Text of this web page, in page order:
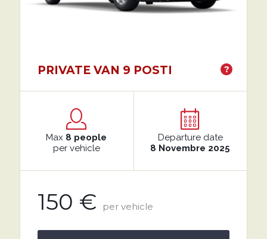
PRIVATE VAN 9 POSTI ?
Max 8 people
per vehicle
Departure date
8 Novembre 2025
150 € per vehicle